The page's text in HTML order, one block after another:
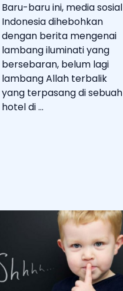
Baru-baru ini, media sosial
Indonesia dihebohkan
dengan berita mengenai
lambang iluminati yang
bersebaran, belum lagi
lambang Allah terbalik
yang terpasang di sebuah
hotel di ...